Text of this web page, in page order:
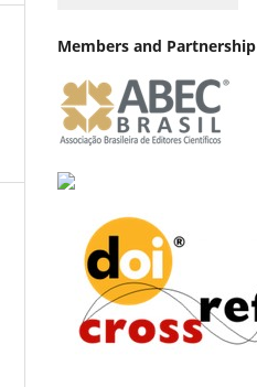
Members and Partnership